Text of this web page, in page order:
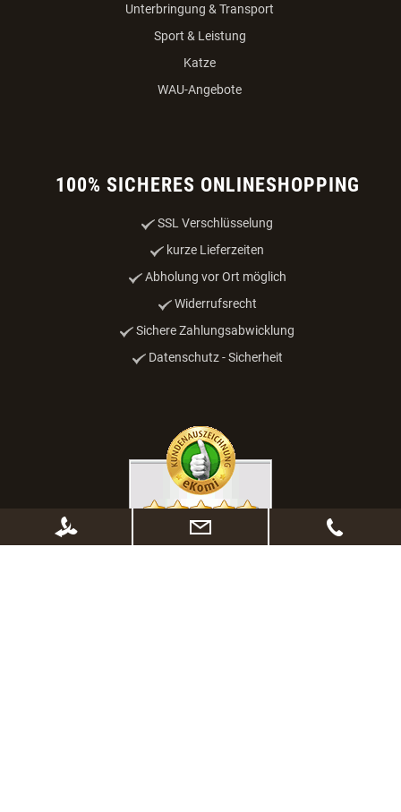
Unterbringung & Transport
Sport & Leistung
Katze
WAU-Angebote
100% SICHERES ONLINESHOPPING
SSL Verschlüsselung
kurze Lieferzeiten
Abholung vor Ort möglich
Widerrufsrecht
Sichere Zahlungsabwicklung
Datenschutz - Sicherheit